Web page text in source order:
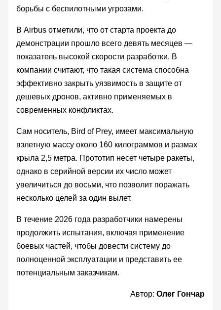
борьбы с беспилотными угрозами.
В Airbus отметили, что от старта проекта до
демонстрации прошло всего девять месяцев —
показатель высокой скорости разработки. В
компании считают, что такая система способна
эффективно закрыть уязвимость в защите от
дешевых дронов, активно применяемых в
современных конфликтах.
Сам носитель, Bird of Prey, имеет максимальную
взлетную массу около 160 килограммов и размах
крыла 2,5 метра. Прототип несет четыре ракеты,
однако в серийной версии их число может
увеличиться до восьми, что позволит поражать
несколько целей за один вылет.
В течение 2026 года разработчики намерены
продолжить испытания, включая применение
боевых частей, чтобы довести систему до
полноценной эксплуатации и представить ее
потенциальным заказчикам.
Автор:Олег Гончар